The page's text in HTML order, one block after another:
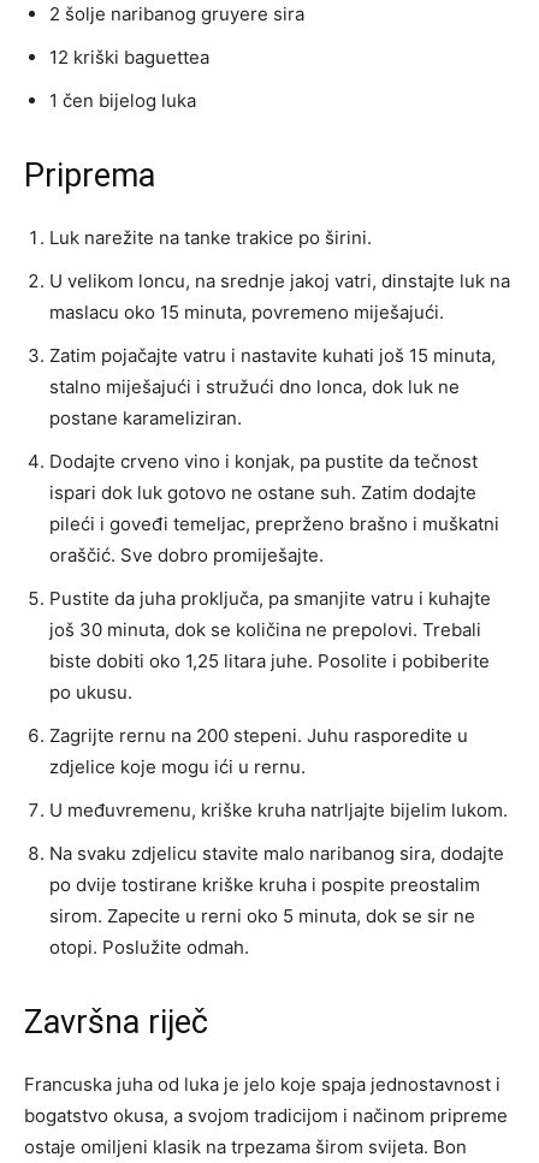
2 šolje naribanog gruyere sira
12 kriški baguettea
1 čen bijelog luka
Priprema
Luk narežite na tanke trakice po širini.
U velikom loncu, na srednje jakoj vatri, dinstajte luk na
maslacu oko 15 minuta, povremeno miješajući.
Zatim pojačajte vatru i nastavite kuhati još 15 minuta,
stalno miješajući i stružući dno lonca, dok luk ne
postane karameliziran.
Dodajte crveno vino i konjak, pa pustite da tečnost
ispari dok luk gotovo ne ostane suh. Zatim dodajte
pileći i goveđi temeljac, preprženo brašno i muškatni
oraščić. Sve dobro promiješajte.
Pustite da juha proključa, pa smanjite vatru i kuhajte
još 30 minuta, dok se količina ne prepolovi. Trebali
biste dobiti oko 1,25 litara juhe. Posolite i pobiberite
po ukusu.
Zagrijte rernu na 200 stepeni. Juhu rasporedite u
zdjelice koje mogu ići u rernu.
U međuvremenu, kriške kruha natrljajte bijelim lukom.
Na svaku zdjelicu stavite malo naribanog sira, dodajte
po dvije tostirane kriške kruha i pospite preostalim
sirom. Zapecite u rerni oko 5 minuta, dok se sir ne
otopi. Poslužite odmah.
Završna riječ
Francuska juha od luka je jelo koje spaja jednostavnost i
bogatstvo okusa, a svojom tradicijom i načinom pripreme
ostaje omiljeni klasik na trpezama širom svijeta. Bon